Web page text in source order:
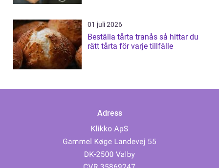
01 juli 2026
Beställa tårta tranås så hittar du
rätt tårta för varje tillfälle
Adress